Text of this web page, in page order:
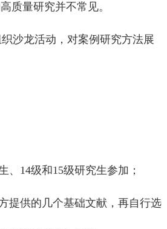
质量研究并不常见。
沙龙活动，对案例研究方法展
、 14级和15级研究生参加；
提供的几个基础文献，再自行选